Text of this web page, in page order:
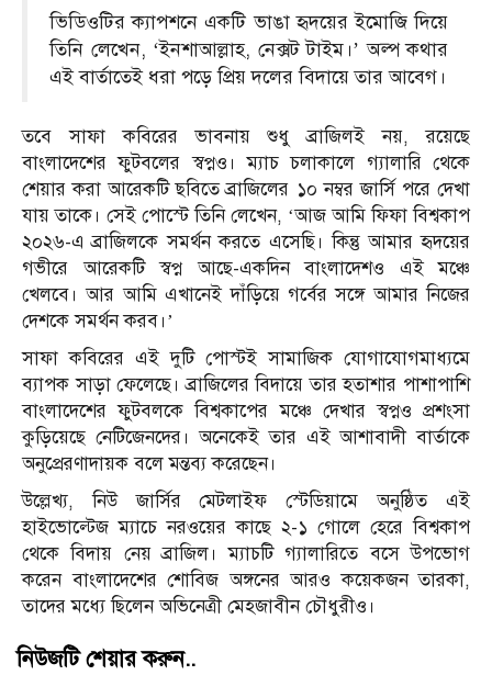
ভিডিওটির ক্যাপশনে একটি ভাঙা হৃদয়ের ইমোজি দিয়ে
তিনি লেখেন, ‘ইনশাআল্লাহ, নেক্সট টাইম।’ অল্প কথার
এই বার্তাতেই ধরা পড়ে প্রিয় দলের বিদায়ে তার আবেগ।
তবে সাফা কবিরের ভাবনায় শুধু ব্রাজিলই নয়, রয়েছে
বাংলাদেশের ফুটবলের স্বপ্নও। ম্যাচ চলাকালে গ্যালারি থেকে
শেয়ার করা আরেকটি ছবিতে ব্রাজিলের ১০ নম্বর জার্সি পরে দেখা
যায় তাকে। সেই পোস্টে তিনি লেখেন, ‘আজ আমি ফিফা বিশ্বকাপ
২০২৬-এ ব্রাজিলকে সমর্থন করতে এসেছি। কিন্তু আমার হৃদয়ের
গভীরে আরেকটি স্বপ্ন আছে-একদিন বাংলাদেশও এই মঞ্চে
খেলবে। আর আমি এখানেই দাঁড়িয়ে গর্বের সঙ্গে আমার নিজের
দেশকে সমর্থন করব।’
সাফা কবিরের এই দুটি পোস্টই সামাজিক যোগাযোগমাধ্যমে
ব্যাপক সাড়া ফেলেছে। ব্রাজিলের বিদায়ে তার হতাশার পাশাপাশি
বাংলাদেশের ফুটবলকে বিশ্বকাপের মঞ্চে দেখার স্বপ্নও প্রশংসা
কুড়িয়েছে নেটিজেনদের। অনেকেই তার এই আশাবাদী বার্তাকে
অনুপ্রেরণাদায়ক বলে মন্তব্য করেছেন।
উল্লেখ্য, নিউ জার্সির মেটলাইফ স্টেডিয়ামে অনুষ্ঠিত এই
হাইভোল্টেজ ম্যাচে নরওয়ের কাছে ২-১ গোলে হেরে বিশ্বকাপ
থেকে বিদায় নেয় ব্রাজিল। ম্যাচটি গ্যালারিতে বসে উপভোগ
করেন বাংলাদেশের শোবিজ অঙ্গনের আরও কয়েকজন তারকা,
তাদের মধ্যে ছিলেন অভিনেত্রী মেহজাবীন চৌধুরীও।
নিউজটি শেয়ার করুন..